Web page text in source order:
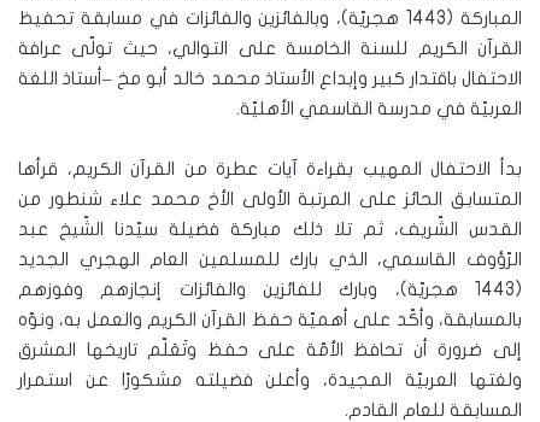
المباركة (1443 هجريّة)، وبالفائزين والفائزات في مسابقة تحفيظ
القرآن الكريم للسنة الخامسة على التوالي، حيث تولّى عرافة
الاحتفال باقتدار كبير وإبداع الأستاذ محمد خالد أبو مخ –أستاذ اللغة
العربيّة في مدرسة القاسمي الأهليّة.
بدأ الاحتفال المهيب بقراءة آيات عطرة من القرآن الكريم، قرأها
المتسابق الحائز على المرتبة الأولى الأخ محمد علاء شنطور من
القدس الشّريف، ثم تلا ذلك مباركة فضيلة سيّدنا الشّيخ عبد
الرّؤوف القاسمي، الذي بارك للمسلمين العام الهجري الجديد
(1443 هجريّة)، وبارك للفائزين والفائزات إنجازهم وفوزهم
بالمسابقة، وأكّد على أهميّة حفظ القرآن الكريم والعمل به، ونوّه
إلى ضرورة أن تحافظ الأمّة على حفظ وتَعَلّم تاريخها المشرق
ولغتها العربيّة المجيدة، وأعلن فضيلته مشكورًا عن استمرار
المسابقة للعام القادم.